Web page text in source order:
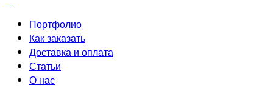
Портфолио
Как заказать
Доставка и оплата
Статьи
О нас